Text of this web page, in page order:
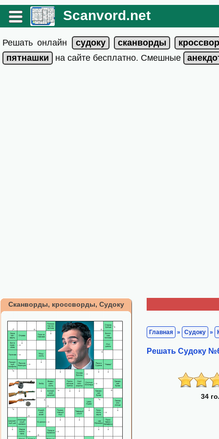
Scanvord.net
Решать онлайн
на сайте бесплатно. Смешные
Сканворды, кроссворды, Судоку
Главная » Судоку »
Решать Судоку
34